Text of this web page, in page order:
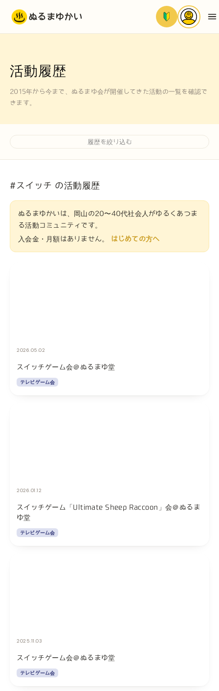
ぬるまゆかい
活動履歴
2015年から今まで、ぬるまゆ会が開催してきた活動の一覧を確認で
きます。
履歴を絞り込む
#スイッチ の活動履歴
ぬるまゆかいは、岡山の20〜40代社会人がゆるくあつま
る活動コミュニティです。
入会金・月額はありません。 はじめての方へ
2026.05.02
スイッチゲーム会＠ぬるまゆ堂
テレビゲーム会
2026.01.12
スイッチゲーム「Ultimate Sheep Raccoon」会＠ぬるま
ゆ堂
テレビゲーム会
2025.11.03
スイッチゲーム会＠ぬるまゆ堂
テレビゲーム会